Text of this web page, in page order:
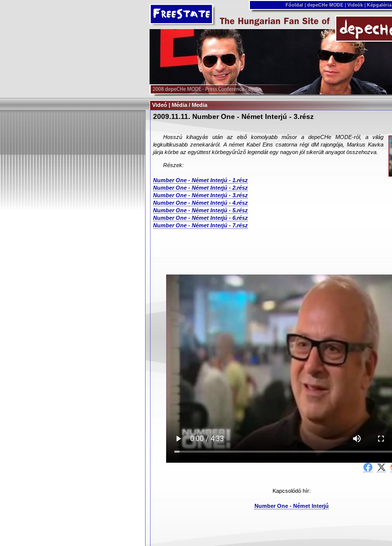
Főoldal depeCHe MODE Videók Képgaléria
Videó | Média / Media
2009.11.11. Number One - Német Interjú - 3.rész
Hosszú kihagyás után az első komolyabb műsor a depeCHe MODE-ról, a világ
legkultikusabb zenekaráról. A német Kabel Eins csatorna régi dM rajongója, Markus Kavka
járja körbe az együttest körbegyűrűző legendát egy nagyon jól sikerült anyagot összehozva.
Részek:
Number One - Német Interjú - 1.rész
Number One - Német Interjú - 2.rész
Number One - Német Interjú - 3.rész
Number One - Német Interjú - 4.rész
Number One - Német Interjú - 5.rész
Number One - Német Interjú - 6.rész
Number One - Német Interjú - 7.rész
Kapcsolódó hír:
Number One - Német Interjú